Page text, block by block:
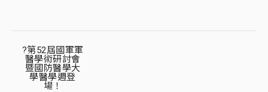
?第52屆國軍軍
醫學術研討會
暨國防醫學大
學醫學週登
場！